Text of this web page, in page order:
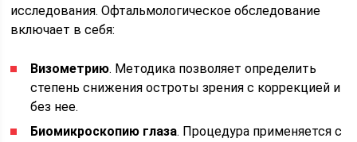
исследования. Офтальмологическое обследование
включает в себя:
Визометрию. Методика позволяет определить
степень снижения остроты зрения с коррекцией и
без нее.
Биомикроскопию глаза. Процедура применяется с